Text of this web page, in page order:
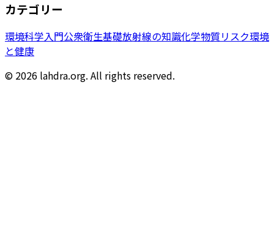
カテゴリー
環境科学入門公衆衛生基礎放射線の知識化学物質リスク環境
と健康
© 2026 lahdra.org. All rights reserved.